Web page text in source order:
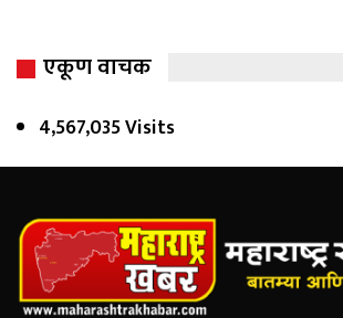
एकूण वाचक
4,567,035 Visits